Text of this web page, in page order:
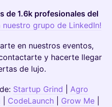
de 1.6k profesionales del
nuestro grupo de LinkedIn!
en nuestros eventos,
y hacerte llegar
de lujo.
Startup Grind
Agro
CodeLaunch Grow Me